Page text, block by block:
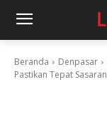
Beranda Denpasar
Pastikan Tepat Sasaran